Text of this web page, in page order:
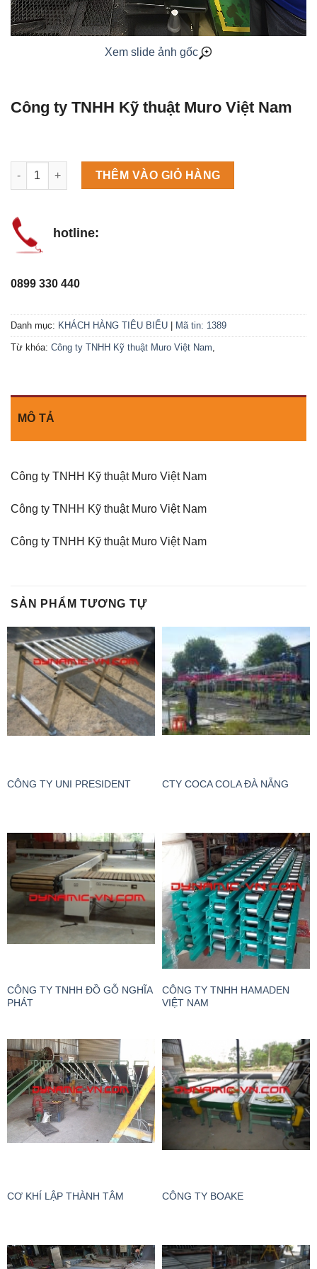
Xem slide ảnh gốc
Công ty TNHH Kỹ thuật Muro Việt Nam
Máy làm đá viên Scotsman NW458AS số lượng
THÊM VÀO GIỎ HÀNG
hotline:
0899 330 440
Danh mục: KHÁCH HÀNG TIÊU BIỂU | Mã tin: 1389
Từ khóa: Công ty TNHH Kỹ thuật Muro Việt Nam
MÔ TẢ
Công ty TNHH Kỹ thuật Muro Việt Nam
Công ty TNHH Kỹ thuật Muro Việt Nam
Công ty TNHH Kỹ thuật Muro Việt Nam
SẢN PHẨM TƯƠNG TỰ
CÔNG TY UNI PRESIDENT CTY COCA COLA ĐÀ NẴNG
CÔNG TY TNHH ĐỒ GỖ NGHĨA
PHÁT
CÔNG TY TNHH HAMADEN
VIỆT NAM
CƠ KHÍ LẬP THÀNH TÂM CÔNG TY BOAKE